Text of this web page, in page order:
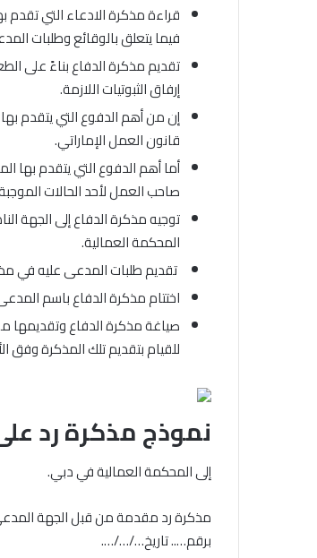
قراءة مذكرة الادعاء التي
فيما يتعلق بالوقائع وطلبات
تقديم مذكرة الدفاع بناءً على
إرفاق الثبوتيات اللازمة.
إن من أهم الدفوع التي يتقدم
قانون العمل الإماراتي.
أما أهم الدفوع التي يتقدم بها
صاحب العمل لأحد الحالات
توجيه مذكرة الدفاع إلى الجهة
المحكمة العمالية.
تقديم طلبات المدعى عليه في
اختتام مذكرة الدفاع باسم
صياغة مذكرة الدفاع وتقديمها
للقيام بتقديم تلك المذكرة وفق
نموذج مذكرة رد
إلى المحكمة العمالية في دبي.
مذكرة رد مقدمة من قبل الجهة
برقم….. تاريخ…/…/….